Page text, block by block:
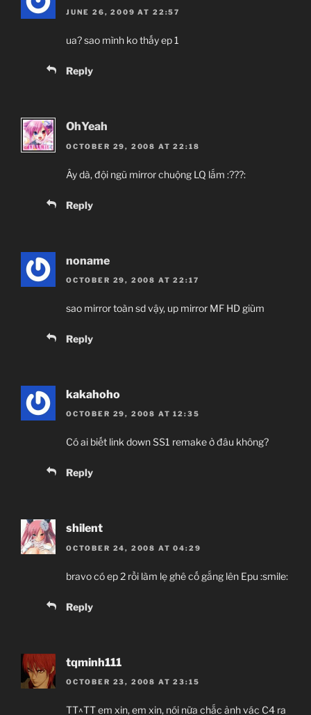
JUNE 26, 2009 AT 22:57
ua? sao mình ko thấy ep 1
Reply
OhYeah
OCTOBER 29, 2008 AT 22:18
Ây dà, đội ngũ mirror chuộng LQ lắm :???:
Reply
noname
OCTOBER 29, 2008 AT 22:17
sao mirror toàn sd vậy, up mirror MF HD giùm
Reply
kakahoho
OCTOBER 29, 2008 AT 12:35
Có ai biết link down SS1 remake ở đâu không?
Reply
shilent
OCTOBER 24, 2008 AT 04:29
bravo có ep 2 rồi làm lẹ ghê cố gắng lên Epu :smile:
Reply
tqminh111
OCTOBER 23, 2008 AT 23:15
TT^TT em xin, em xin, nói nữa chắc ảnh vác C4 ra